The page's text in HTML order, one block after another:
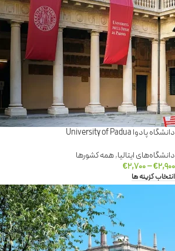
دانشگاه پادوا University of Padua
دانشگاه‌های ایتالیا,همه کشورها
€۲,۹۰۰ –
€۲,۷۰۰
انتخاب گزینه ها